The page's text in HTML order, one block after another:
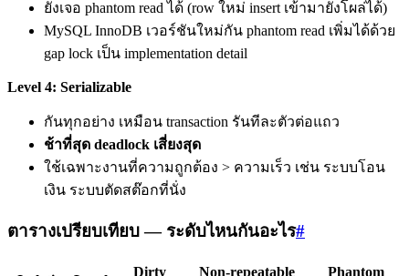
ยังเจอ phantom read ได้ (row ใหม่ insert เข้ามายังโผล่ได้)
MySQL InnoDB เวอร์ชันใหม่กัน phantom read เพิ่มได้ด้วย
gap lock เป็น implementation detail
Level 4: Serializable
กันทุกอย่าง เหมือน transaction รันทีละตัวต่อแถว
ช้าที่สุด deadlock เสี่ยงสุด
ใช้เฉพาะงานที่ความถูกต้อง > ความเร็ว เช่น ระบบโอน
เงิน ระบบตัดสต๊อกที่นั่ง
ตารางเปรียบเทียบ — ระดับไหนกันอะไร#
Dirty
Non-repeatable
Phantom